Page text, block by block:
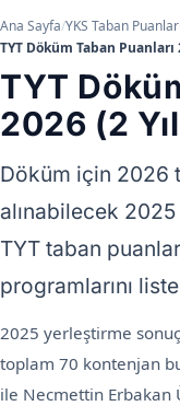
Ana Sayfa/YKS Taban Puanları
TYT Döküm Taban Puanları
TYT
2026 (2
Döküm için 2026
alınabilecek
TYT taban
programlarını
2025 yerleştirme
toplam 70 kontenjan
ile Necmettin Erbakan